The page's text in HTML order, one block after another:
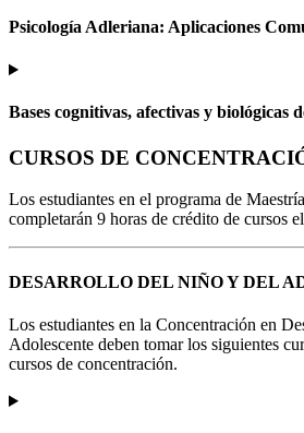
Psicología Adleriana: Aplicaciones
Bases cognitivas, afectivas y biológicas
CURSOS DE
Los estudiantes en el programa de
completarán 9 horas de crédito de cursos
DESARROLLO DEL NIÑO Y DEL
Los estudiantes en la Concentración en
Adolescente deben tomar los siguientes
cursos de concentración.